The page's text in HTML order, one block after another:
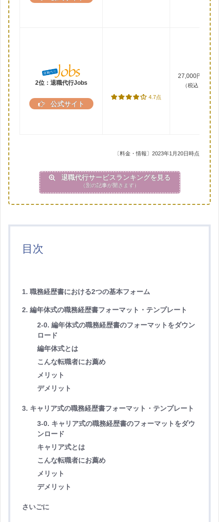
2位：退職代行Jobs
公式サイト
4.7点
27,000円～
（税込）
〔料金・情報〕2023年1月20日時点
退職代行サービスランキングを見る
（別の記事が開きます）
目次
1. 職務経歴書における2つの基本フォーム
2. 編年体式の職務経歴書フォーマット・テンプレート
2-0. 編年体式の職務経歴書のフォーマットをダウン
ロード
編年体式とは
こんな転職者にお薦め
メリット
デメリット
3. キャリア式の職務経歴書フォーマット・テンプレート
3-0. キャリア式の職務経歴書のフォーマットをダウ
ンロード
キャリア式とは
こんな転職者にお薦め
メリット
デメリット
さいごに